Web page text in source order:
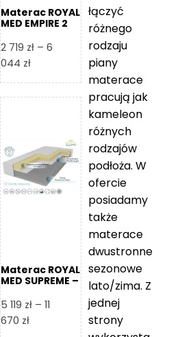
Materac ROYAL
MED EMPIRE 2
2 719 zł – 6
044 złZakres
od
6
044 zł
Materac ROYAL
MED SUPREME –
5 119 zł – 11
670 złZakres
łączyć
różnego
rodzaju
piany
materace
pracują jak
kameleon
różnych
rodzajów
podłoża. W
ofercie
posiadamy
także
materace
dwustronne
sezonowe
lato/zima. Z
jednej
strony